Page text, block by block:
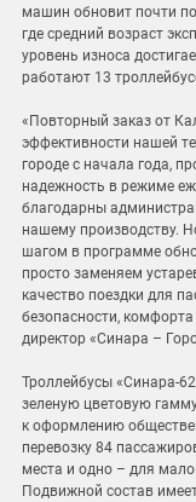
машин обновит почти
где средний возраст
уровень износа
работают 13
«Повторный заказ от
эффективности нашей
городе с начала года,
надежность в режиме
благодарны
нашему производству.
шагом в программе
просто заменяем
качество поездки для
безопасности,
директор «Синара –
Троллейбусы «Синара-
зеленую цветовую
к оформлению
перевозку 84
места и одно – для
Подвижной состав